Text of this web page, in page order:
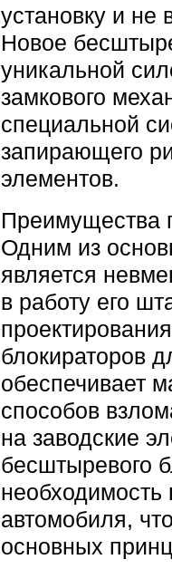
установку и не
Новое
уникальной
замкового
специальной
запирающего
элементов.
Преимущества
Одним из
является
в работу его
блокираторов
обеспечивает
способов
на заводские
бесштыревого
необходимость
автомобиля,
основных